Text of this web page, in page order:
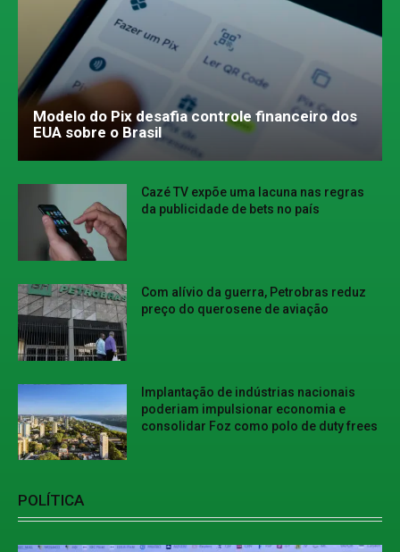
Modelo do Pix desafia controle financeiro dos
EUA sobre o Brasil
Cazé TV expõe uma lacuna nas regras
da publicidade de bets no país
Com alívio da guerra, Petrobras reduz
preço do querosene de aviação
Implantação de indústrias nacionais
poderiam impulsionar economia e
consolidar Foz como polo de duty frees
POLÍTICA